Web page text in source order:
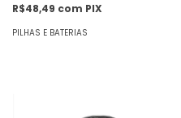
R$48,49 com PIX
PILHAS E BATERIAS